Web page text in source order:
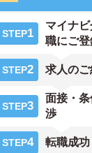
STEP1
マイナ
職にご登
STEP2 求人の
STEP3
面接・
渉
STEP4 転職成功